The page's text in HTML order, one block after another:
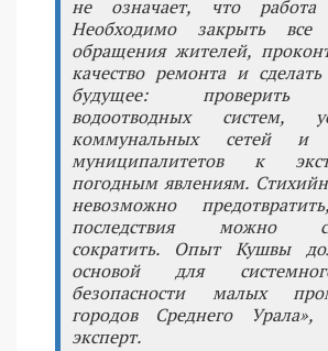
не означает, что работа
Необходимо закрыть все
обращения жителей,
качество ремонта и
будущее: проверить
водоотводных систем,
коммунальных сетей и
муниципалитетов к
погодным явлениям.
невозможно
последствия можно
сократить. Опыт Кушвы
основой для
безопасности малых
городов Среднего Урала»,
эксперт.